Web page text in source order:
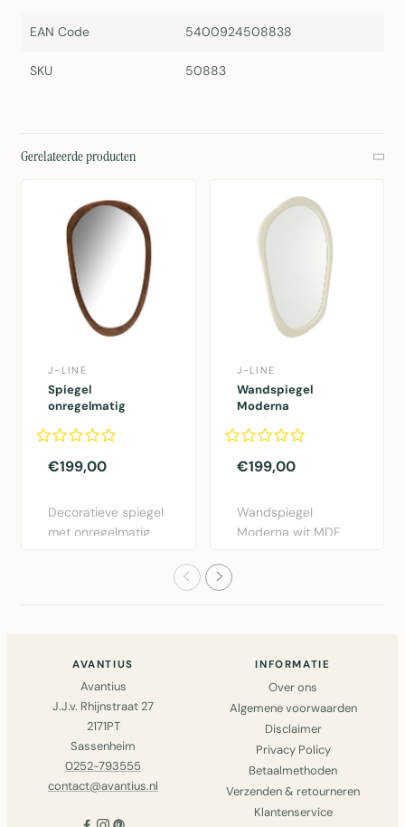
EAN Code 5400924508838
SKU 50883
Gerelateerde producten
J-LINE
Spiegel
onregelmatig
donkerbruin groot
€199,00
Decoratieve spiegel
met onregelmatig
J-LINE
Wandspiegel
Moderna
Mdf/Spiegel Wit
Groot
€199,00
Wandspiegel
Moderna wit MDF
AVANTIUS
Avantius
J.J.v. Rhijnstraat 27
2171PT
Sassenheim
0252-793555
contact@avantius.nl
INFORMATIE
Over ons
Algemene voorwaarden
Disclaimer
Privacy Policy
Betaalmethoden
Verzenden & retourneren
Klantenservice